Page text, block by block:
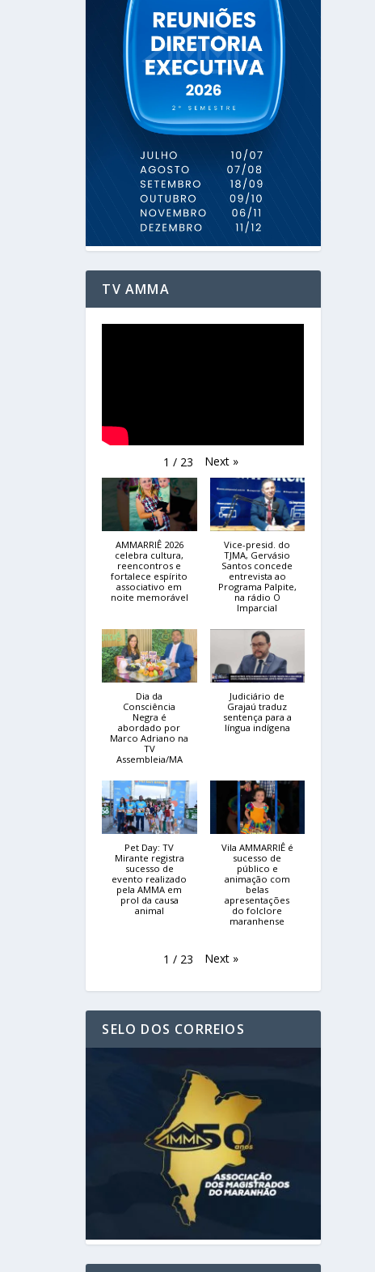
TV AMMA
1 / 23 Next »
AMMARRIÊ 2026
celebra cultura,
reencontros e
fortalece espírito
associativo em
noite memorável
Vice-presid. do
TJMA, Gervásio
Santos concede
entrevista ao
Programa Palpite,
na rádio O
Imparcial
Dia da
Consciência
Negra é
abordado por
Marco Adriano na
TV
Assembleia/MA
Judiciário de
Grajaú traduz
sentença para a
língua indígena
Pet Day: TV
Mirante registra
sucesso de
evento realizado
pela AMMA em
prol da causa
animal
Vila AMMARRIÊ é
sucesso de
público e
animação com
belas
apresentações
do folclore
maranhense
1 / 23 Next »
SELO DOS CORREIOS